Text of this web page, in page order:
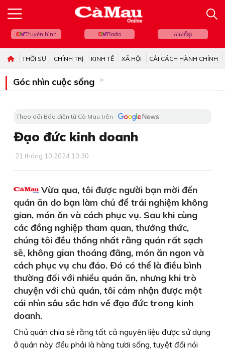
Truyền hình Radio ភាសាខ្មែរ
THỜI SỰ CHÍNH TRỊ KINH TẾ XÃ HỘI CẢI CÁCH HÀNH CHÍNH
Góc nhìn cuộc sống
Theo dõi Báo điện tử Cà Mau trên
Đạo đức kinh doanh
21 tháng 10 2024 10:30
Vừa qua, tôi được người bạn mời đến
quán ăn do bạn làm chủ để trải nghiệm không
gian, món ăn và cách phục vụ. Sau khi cùng
các đồng nghiệp tham quan, thưởng thức,
chúng tôi đều thống nhất rằng quán rất sạch
sẽ, không gian thoáng đãng, món ăn ngon và
cách phục vụ chu đáo. Đó có thể là điều bình
thường đối với nhiều quán ăn, nhưng khi trò
chuyện với chủ quán, tôi cảm nhận được một
cái nhìn sâu sắc hơn về đạo đức trong kinh
doanh.
Chủ quán chia sẻ rằng tất cả nguyên liệu được sử dụng
ở quán này đều phải là hàng tươi sống, tuyệt đối nói